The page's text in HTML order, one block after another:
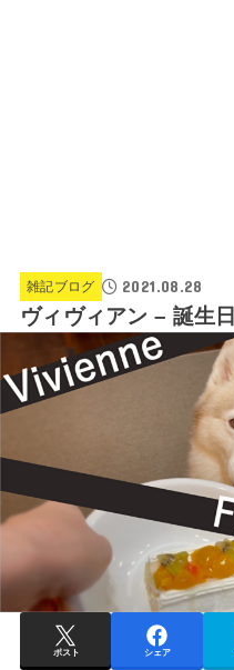
雑記ブログ 2021.08.28
ヴィヴィアン – 誕生
ポスト シェア